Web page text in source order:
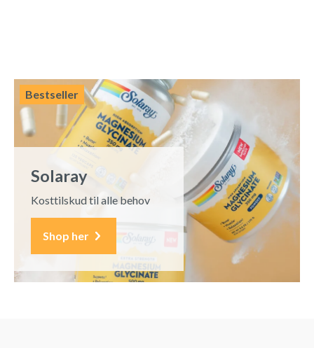
Bestseller
Solaray
Kosttilskud til alle behov
Shop her